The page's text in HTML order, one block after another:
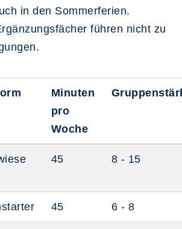
in den Sommerferien.
führen nicht zu
Minuten
pro
Woche
45 8 - 15
45 6 - 8